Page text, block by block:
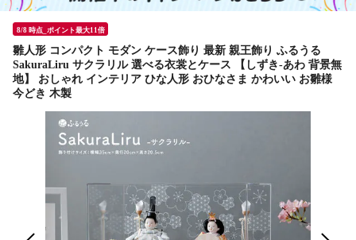
8/8 時点_ポイント最大11倍
雛人形 コンパクト モダン ケース飾り 最新 親王飾り ふるうる
SakuraLiru サクラリル 選べる衣裳とケース 【しずき-あわ 背景無
地】 おしゃれ インテリア ひな人形 おひなさま かわいい お雛様
今どき 木製